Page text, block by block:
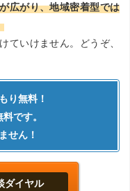
広がり、地域密着型では
ていけません。どうぞ、
り無料！
です。
せん！
ダイヤル